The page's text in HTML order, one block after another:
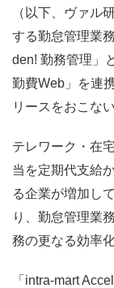
（以下、ヴァル
する勤怠管理業
den! 勤務管理」
勤費Web」を連
リースをおこな
テレワーク・在
当を定期代支給
る企業が増加し
り、勤怠管理業
務の更なる効率
「intra-mart